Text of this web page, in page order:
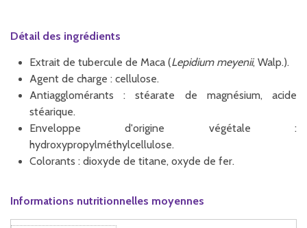
Détail des ingrédients
Extrait de tubercule de Maca (Lepidium meyenii, Walp.).
Agent de charge : cellulose.
Antiagglomérants : stéarate de magnésium, acide
stéarique.
Enveloppe d'origine végétale :
hydroxypropylméthylcellulose.
Colorants : dioxyde de titane, oxyde de fer.
Informations nutritionnelles moyennes